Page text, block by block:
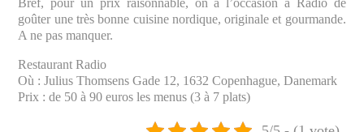
Bref, pour un prix raisonnable, on a l’occasion à Radio de
goûter une très bonne cuisine nordique, originale et gourmande.
A ne pas manquer.
Restaurant Radio
Où : Julius Thomsens Gade 12, 1632 Copenhague, Danemark
Prix : de 50 à 90 euros les menus (3 à 7 plats)